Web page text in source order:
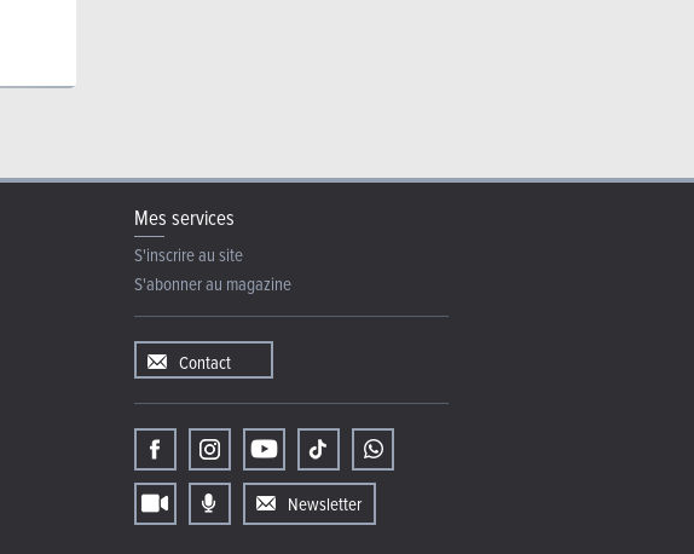
Mes services
S'inscrire au site
S'abonner au magazine
Contact
Newsletter